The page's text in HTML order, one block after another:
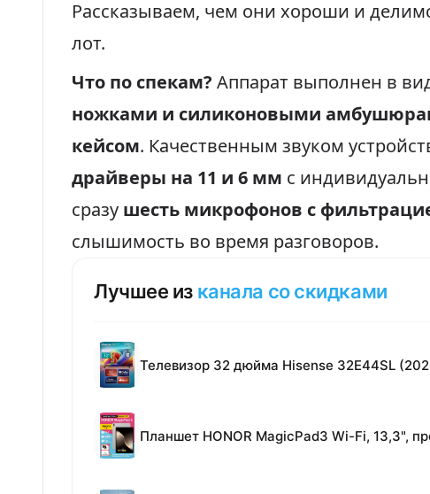
Рассказываем, чем они хороши и
лот.
Что по спекам? Аппарат выполнен в
ножками и силиконовыми
кейсом. Качественным звуком
драйверы на 11 и 6 мм с
сразу шесть микрофонов с
слышимость во время разговоров.
Лучшее из канала со скидками
Телевизор 32 дюйма Hisense 32E44SL